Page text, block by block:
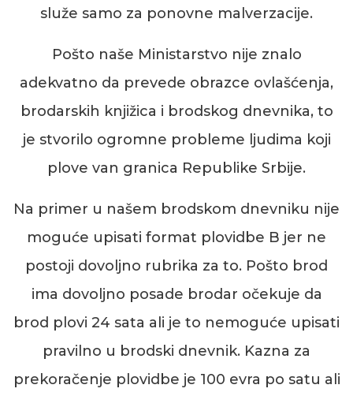
služe samo za ponovne malverzacije.
Pošto naše Ministarstvo nije znalo
adekvatno da prevede obrazce ovlašćenja,
brodarskih knjižica i brodskog dnevnika, to
je stvorilo ogromne probleme ljudima koji
plove van granica Republike Srbije.
Na primer u našem brodskom dnevniku nije
moguće upisati format plovidbe B jer ne
postoji dovoljno rubrika za to. Pošto brod
ima dovoljno posade brodar očekuje da
brod plovi 24 sata ali je to nemoguće upisati
pravilno u brodski dnevnik. Kazna za
prekoračenje plovidbe je 100 evra po satu ali